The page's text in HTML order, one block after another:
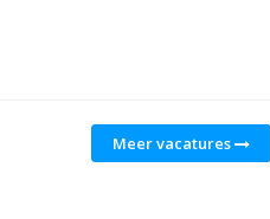
Meer vacatures